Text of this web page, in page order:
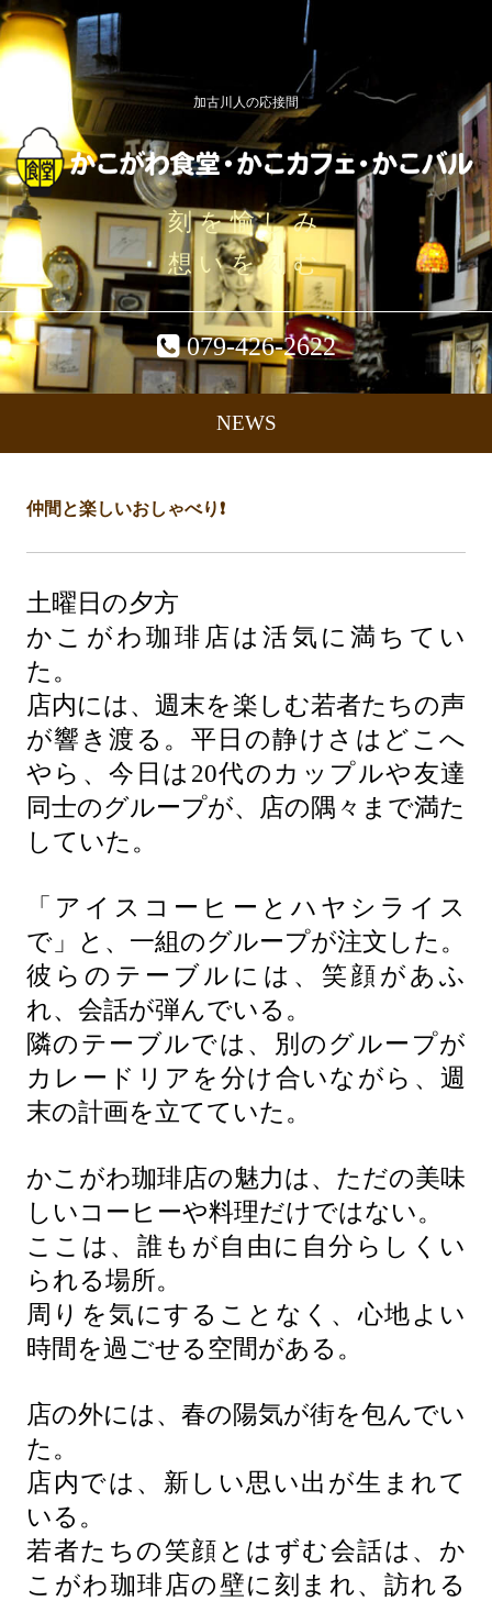
加古川人の応接間
刻を愉しみ
想いを刻む
079-426-2622
NEWS
仲間と楽しいおしゃべり❗️
土曜日の夕方
かこがわ珈琲店は活気に満ちてい
た。
店内には、週末を楽しむ若者たちの声
が響き渡る。平日の静けさはどこへ
やら、今日は20代のカップルや友達
同士のグループが、店の隅々まで満た
していた。
「アイスコーヒーとハヤシライス
で」と、一組のグループが注文した。
彼らのテーブルには、笑顔があふ
れ、会話が弾んでいる。
隣のテーブルでは、別のグループが
カレードリアを分け合いながら、週
末の計画を立てていた。
かこがわ珈琲店の魅力は、ただの美味
しいコーヒーや料理だけではない。
ここは、誰もが自由に自分らしくい
られる場所。
周りを気にすることなく、心地よい
時間を過ごせる空間がある。
店の外には、春の陽気が街を包んでい
た。
店内では、新しい思い出が生まれて
いる。
若者たちの笑顔とはずむ会話は、か
こがわ珈琲店の壁に刻まれ、訪れる